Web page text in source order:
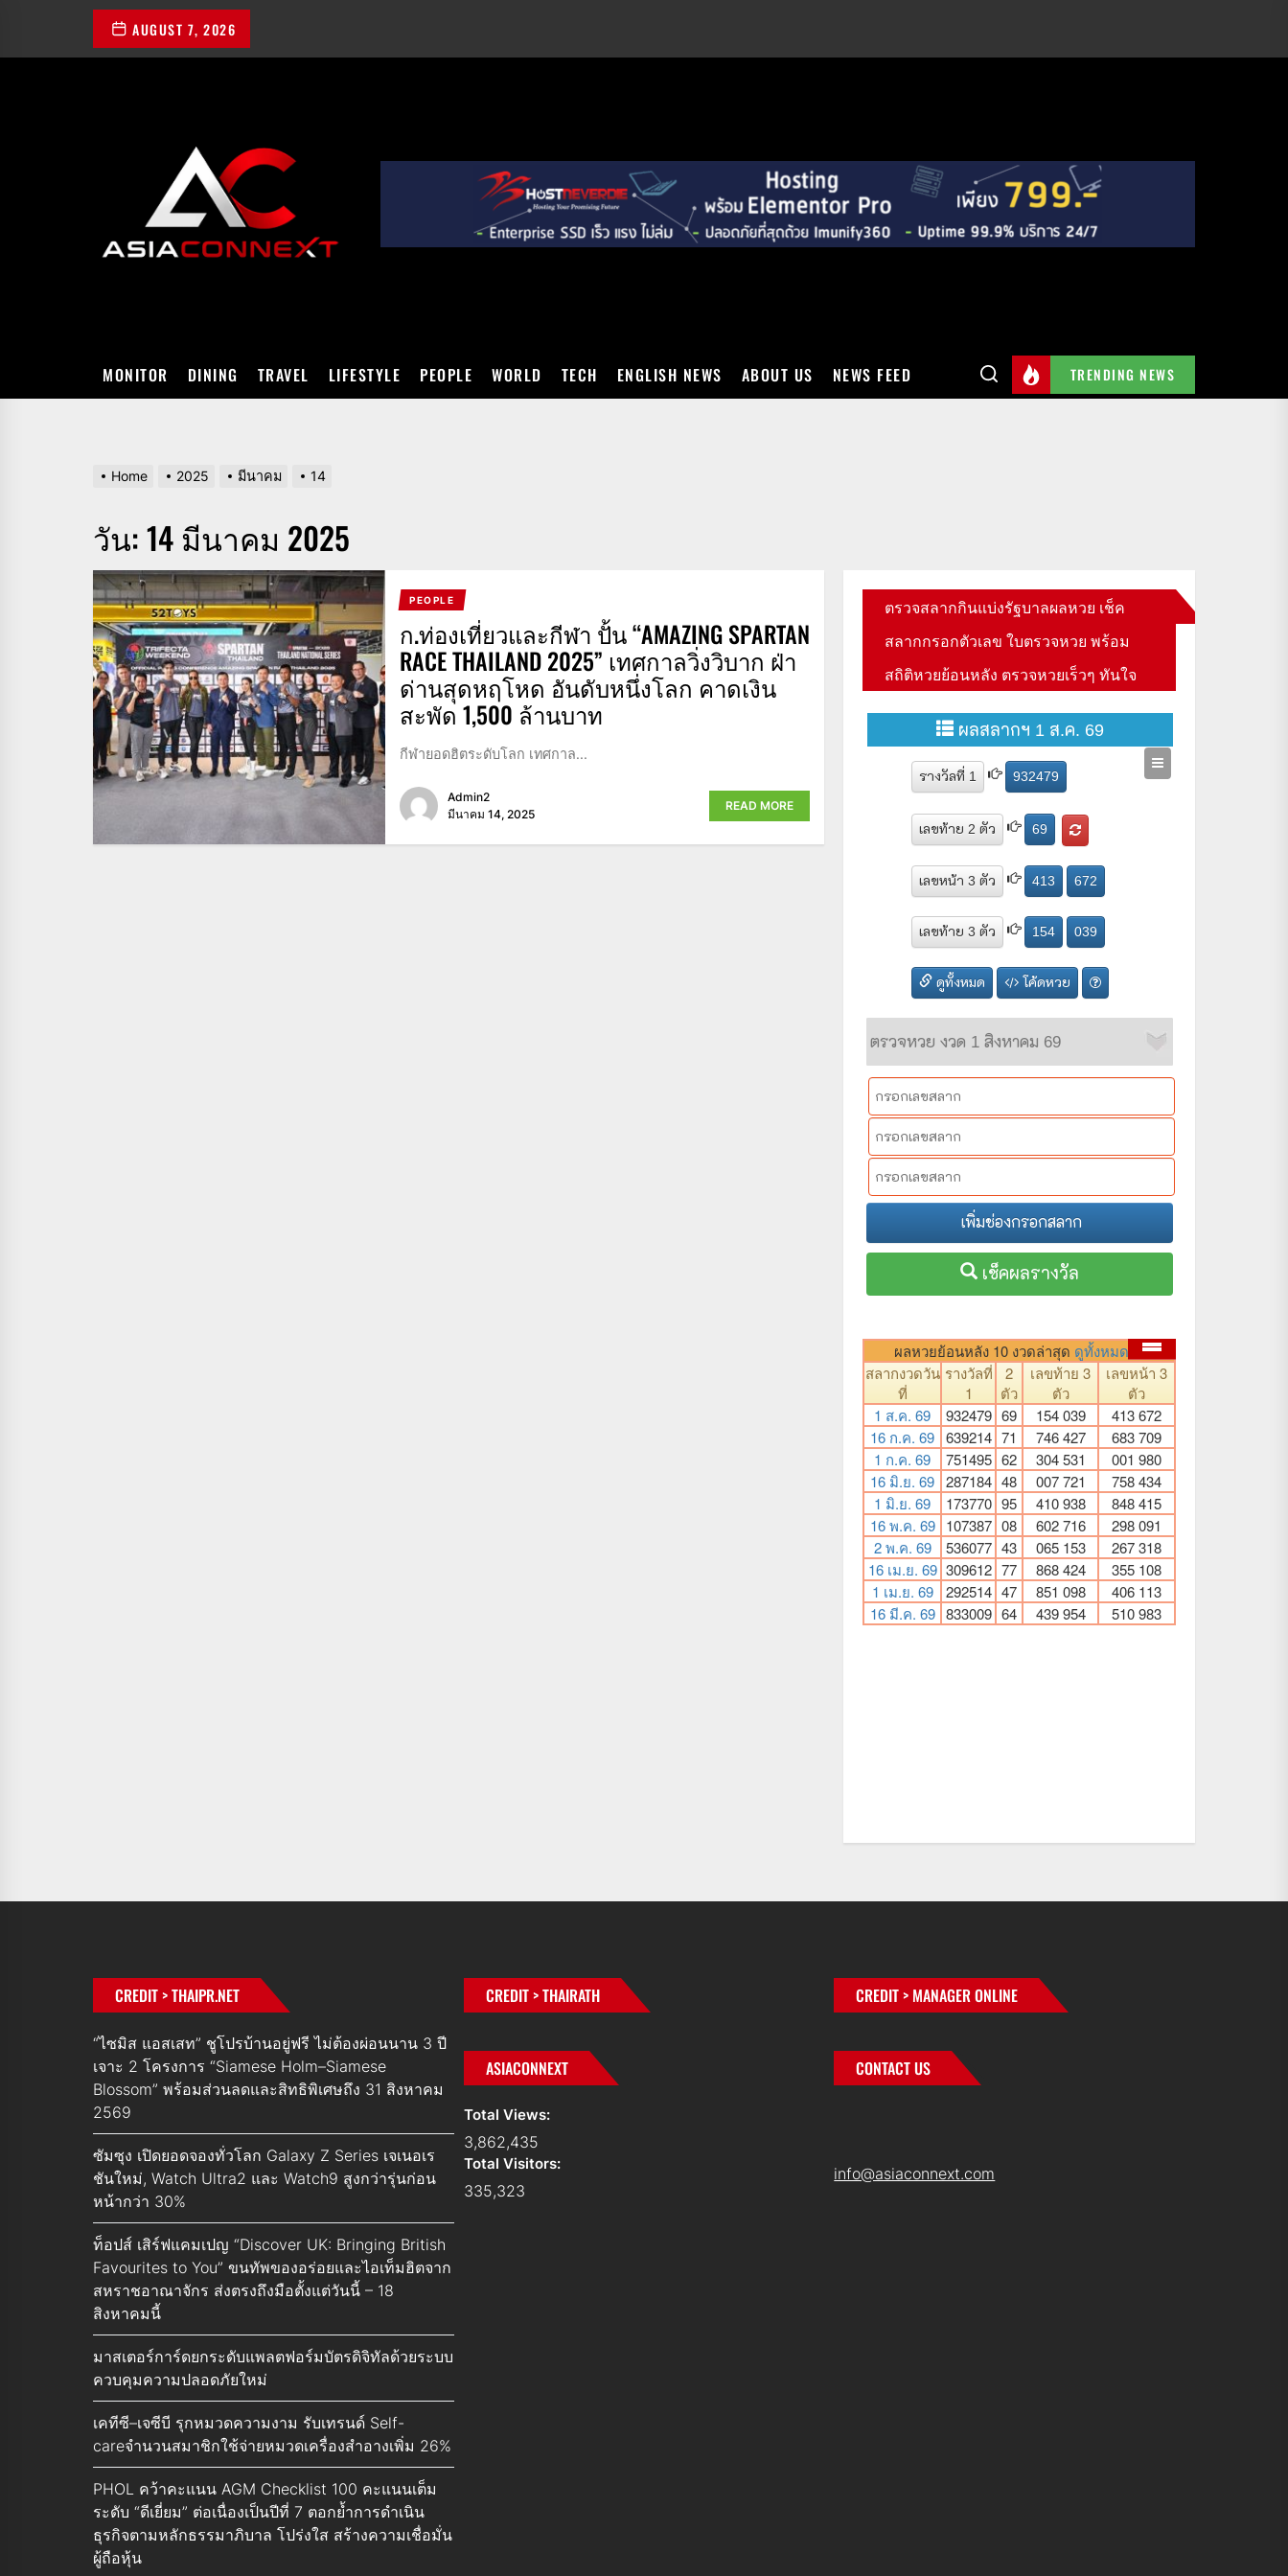
the
AUGUST 7, 2026
MONITOR DINING TRAVEL LIFESTYLE PEOPLE WORLD TECH ENGLISH NEWS ABOUT US NEWS FEED TRENDING NEWS
Home 2025 มีนาคม 14
วัน:14 มีนาคม 2025
PEOPLE
ก.ท่องเที่ยวและกีฬา ปั้น “AMAZING SPARTAN
RACE THAILAND 2025” เทศกาลวิ่งวิบาก ฝ่า
ด่านสุดหฤโหด อันดับหนึ่งโลก คาดเงิน
สะพัด 1,500 ล้านบาท
กีฬายอดฮิตระดับโลก เทศกาล...
Admin2
มีนาคม 14, 2025
READ MORE
ตรวจสลากกินแบ่งรัฐบาลผลหวย เช็ค
สลากกรอกตัวเลข ใบตรวจหวย พร้อม
สถิติหวยย้อนหลัง ตรวจหวยเร็วๆ ทันใจ
CREDIT > THAIPR.NET
“ไซมิส แอสเสท” ชูโปรบ้านอยู่ฟรี ไม่ต้องผ่อนนาน 3 ปี
เจาะ 2 โครงการ “Siamese Holm–Siamese
Blossom” พร้อมส่วนลดและสิทธิพิเศษถึง 31 สิงหาคม
2569
ซัมซุง เปิดยอดจองทั่วโลก Galaxy Z Series เจเนอเร
ชันใหม่, Watch Ultra2 และ Watch9 สูงกว่ารุ่นก่อน
หน้ากว่า 30%
ท็อปส์ เสิร์ฟแคมเปญ “Discover UK: Bringing British
Favourites to You” ขนทัพของอร่อยและไอเท็มฮิตจาก
สหราชอาณาจักร ส่งตรงถึงมือตั้งแต่วันนี้ – 18
สิงหาคมนี้
มาสเตอร์การ์ดยกระดับแพลตฟอร์มบัตรดิจิทัลด้วยระบบ
ควบคุมความปลอดภัยใหม่
เคทีซี–เจซีบี รุกหมวดความงาม รับเทรนด์ Self-
careจำนวนสมาชิกใช้จ่ายหมวดเครื่องสำอางเพิ่ม 26%
PHOL คว้าคะแนน AGM Checklist 100 คะแนนเต็ม
ระดับ “ดีเยี่ยม” ต่อเนื่องเป็นปีที่ 7 ตอกย้ำการดำเนิน
ธุรกิจตามหลักธรรมาภิบาล โปร่งใส สร้างความเชื่อมั่น
ผู้ถือหุ้น
CREDIT > THAIRATH
ASIACONNEXT
Total Views:
3,862,435
Total Visitors:
335,323
CREDIT > MANAGER ONLINE
CONTACT US
info@asiaconnext.com